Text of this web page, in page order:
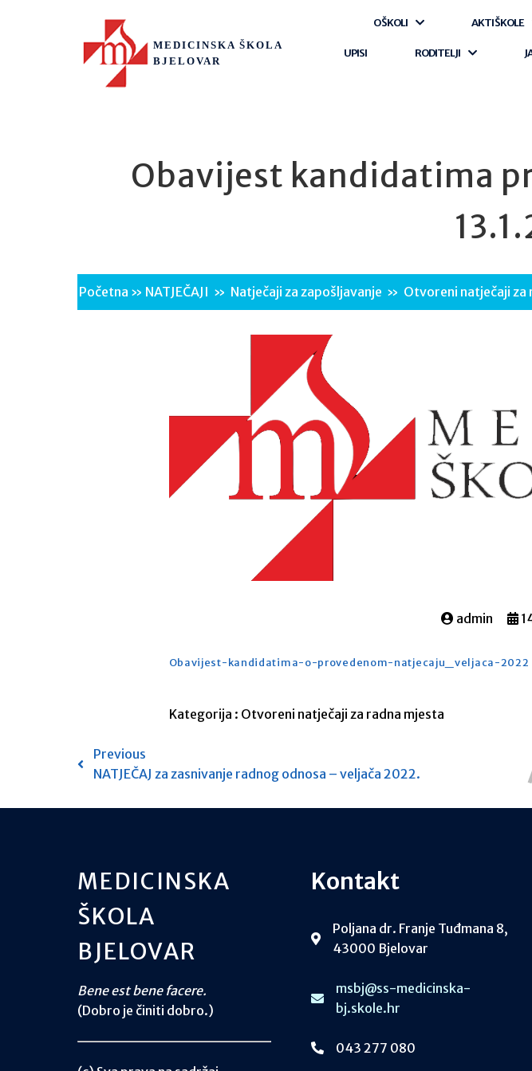
MEDICINSKA ŠKOLA
BJELOVAR
O ŠKOLI AKTI ŠKOLE
UPISI RODITELJI
Obavijest kandidatima
Početna » NATJEČAJI » Natječaji za zapošljavanje » Otvoreni natječaji za
admin
Obavijest-kandidatima-o-provedenom-natjecaju_veljaca-2022
Kategorija : Otvoreni natječaji za radna mjesta
Previous
NATJEČAJ za zasnivanje radnog odnosa – veljača 2022.
MEDICINSKA
ŠKOLA
BJELOVAR
Bene est bene facere.
(Dobro je činiti dobro.)
Kontakt
Poljana dr. Franje Tuđmana 8,
43000 Bjelovar
msbj@ss-medicinska-
bj.skole.hr
043 277 080